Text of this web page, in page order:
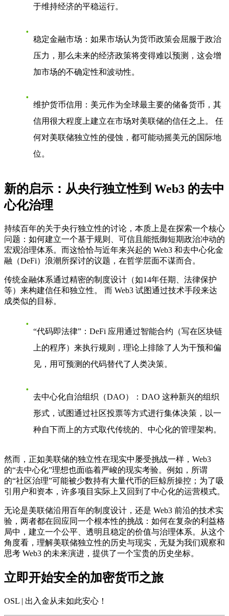
于维持经济的平稳运行。
稳定金融市场 ：如果市场认为货币政策会屈服于政治
压力，那么未来的经济政策将变得难以预测，这会增
加市场的不确定性和波动性。
维护货币信用 ：美元作为全球最主要的储备货币，其
信用很大程度上建立在市场对美联储的信任之上。 任
何对美联储独立性的侵蚀，都可能动摇美元的国际地
位。
新的启示：从央行独立性到 Web3 的去中
心化治理
持续百年的关于央行独立性的讨论，本质上是在探索一个核心
问题：如何建立一个基于规则、可信且能抵御短期政治冲动的
宏观治理体系。而这恰恰与近年来兴起的 Web3 和去中心化金
融（DeFi）浪潮所探讨的议题，在哲学层面不谋而合。
传统金融体系通过精密的制度设计（如14年任期、法律保护
等）来构建信任和独立性。 而 Web3 试图通过技术手段来达
成类似的目标。
“代码即法律” ：DeFi 应用通过智能合约（写在区块链
上的程序）来执行规则，理论上排除了人为干预和偏
见，用可预测的代码替代了人类决策。
去中心化自治组织（DAO）
：DAO 这种新兴的组织
形式，试图通过社区投票等方式进行集体决策，以一
种自下而上的方式取代传统的、中心化的管理架构。
然而，正如美联储的独立性在现实中屡受挑战一样，Web3
的“去中心化”理想也面临着严峻的现实考验。例如，所谓
的“社区治理”可能被少数持有大量代币的巨鲸所操控；为了吸
引用户和资本，许多项目实际上又回到了中心化的运营模式。
无论是美联储沿用百年的制度设计，还是 Web3 前沿的技术实
验，两者都在回应同一个根本性的挑战：如何在复杂的利益格
局中，建立一个公平、透明且稳定的价值与治理体系。从这个
角度看，理解美联储独立性的历史与现实，无疑为我们观察和
思考 Web3 的未来演进，提供了一个宝贵的历史坐标。
立即开始安全的加密货币之旅
OSL | 出入金从未如此安心 ！